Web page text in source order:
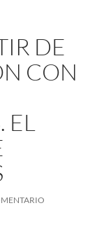
DE
CON
EL